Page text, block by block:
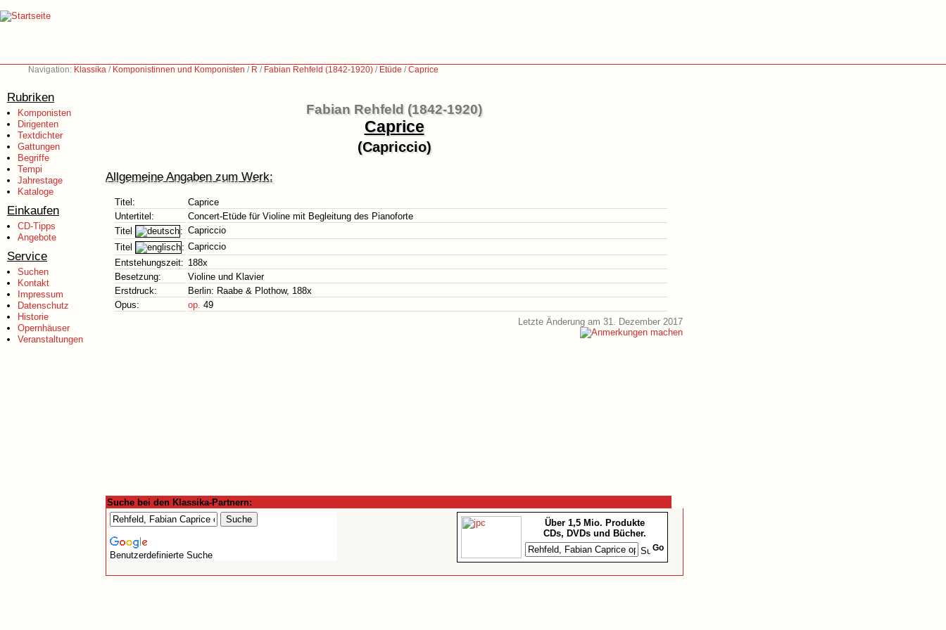
Navigation: Klassika / Komponistinnen und Komponisten / R / Fabian Rehfeld (1842-1920) / Etüde /Caprice
Rubriken
Komponisten
Dirigenten
Textdichter
Gattungen
Begriffe
Tempi
Jahrestage
Kataloge
Einkaufen
CD-Tipps
Angebote
Service
Suchen
Kontakt
Impressum
Datenschutz
Historie
Opernhäuser
Veranstaltungen
Fabian Rehfeld (1842-1920)
Caprice
(Capriccio)
Allgemeine Angaben zum Werk:
Titel:
Caprice
Untertitel:
Concert-Etüde für Violine mit Begleitung des Pianoforte
Titel
: Capriccio
Titel
: Capriccio
Entstehungszeit: 188x
Besetzung:
Violine und Klavier
Erstdruck:
Berlin: Raabe & Plothow, 188x
Opus:
op. 49
Letzte Änderung am 31. Dezember 2017
Suche bei den Klassika-Partnern:
Benutzerdefinierte Suche
Über 1,5 Mio. Produkte
CDs, DVDs und Bücher.
Go